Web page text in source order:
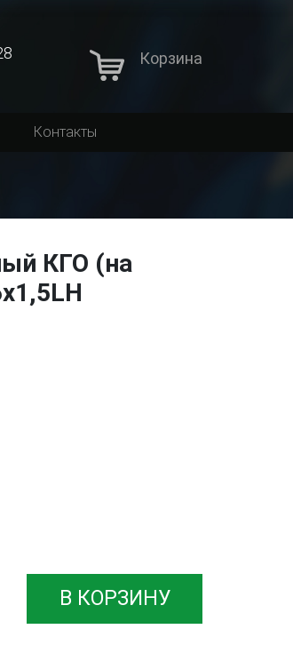
Корзина
Контакты
КГО (на
В КОРЗИНУ